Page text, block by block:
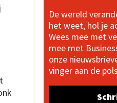
De wereld
het weet, hol je
Wees mee met
mee met
onze
vinger aan de